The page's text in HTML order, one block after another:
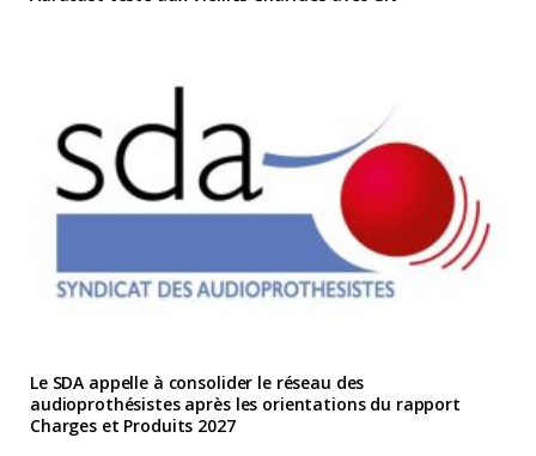
Le SDA appelle à consolider le réseau des
audioprothésistes après les orientations du rapport
Charges et Produits 2027